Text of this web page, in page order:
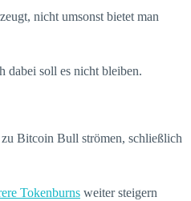
nicht umsonst bietet man
dabei soll es nicht bleiben.
Bitcoin Bull strömen, schließlich
Tokenburns weiter steigern